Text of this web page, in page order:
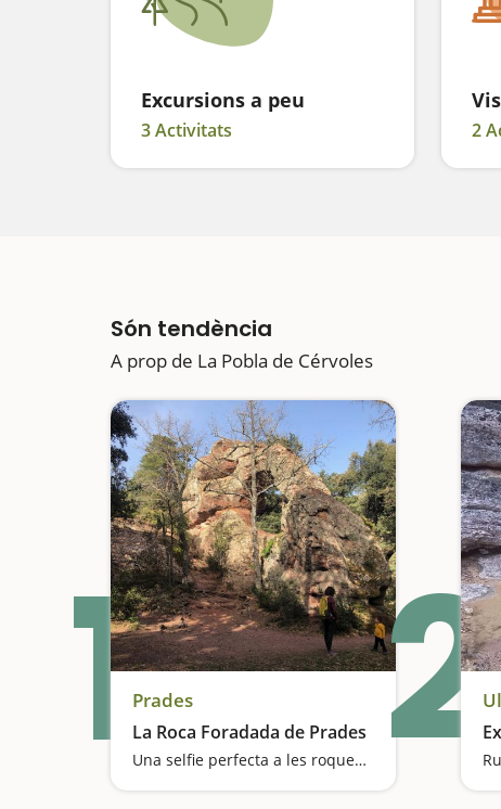
Excursions a peu
3 Activitats 2
Són tendència
A prop de La Pobla de Cérvoles
1Prades
La Roca Foradada de Prades
Una selfie perfecta a les roques vermelles 2